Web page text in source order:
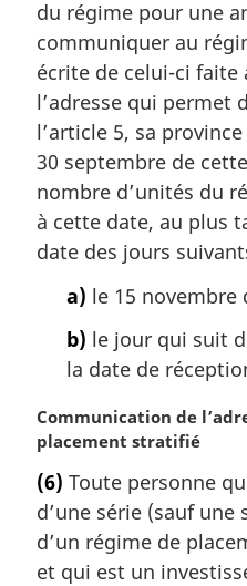
i
n
a
l
e
:
du régime pour une
communiquer au
écrite de celui-ci faite
l’adresse qui permet
l’article 5, sa
30 septembre de
nombre d’unités du
à cette date, au plus
date des jours
a) le 15 novembre
b) le jour qui suit
la date de
N
o
e
m
a
r
Communication de
placement stratifié
(6) Toute personne
d’une série (sauf une
d’un régime de
et qui est un